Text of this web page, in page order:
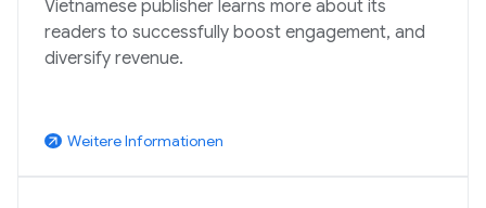
Vietnamese publisher learns more about its
readers to successfully boost engagement, and
diversify revenue.
arrow_outward Weitere Informationen